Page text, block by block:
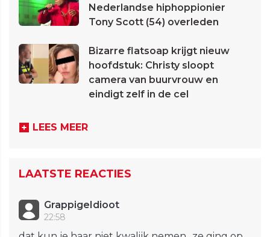
Nederlandse hiphoppionier
Tony Scott (54) overleden
Bizarre flatsoap krijgt nieuw
hoofdstuk: Christy sloopt
camera van buurvrouw en
eindigt zelf in de cel
LEES MEER
LAATSTE REACTIES
GrappigeIdioot
22:58